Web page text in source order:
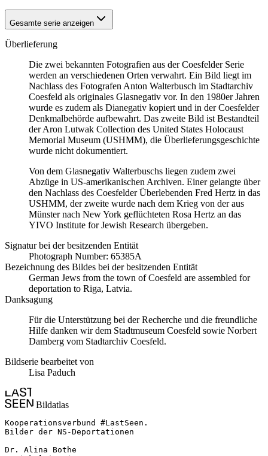
Gesamte serie anzeigen
Überlieferung
Die zwei bekannten Fotografien aus der Coesfelder Serie
werden an verschiedenen Orten verwahrt. Ein Bild liegt im
Nachlass des Fotografen Anton Walterbusch im Stadtarchiv
Coesfeld als originales Glasnegativ vor. In den 1980er Jahren
wurde es zudem als Dianegativ kopiert und in der Coesfelder
Denkmalbehörde aufbewahrt. Das zweite Bild ist Bestandteil
der Aron Lutwak Collection des United States Holocaust
Memorial Museum (USHMM), die Überlieferungsgeschichte
wurde nicht dokumentiert.
Von dem Glasnegativ Walterbuschs liegen zudem zwei
Abzüge in US-amerikanischen Archiven. Einer gelangte über
den Nachlass des Coesfelder Überlebenden Fred Hertz in das
USHMM, der zweite wurde nach dem Krieg von der aus
Münster nach New York geflüchteten Rosa Hertz an das
YIVO Institute for Jewish Research übergeben.
Signatur bei der besitzenden Entität
Photograph Number: 65385A
Bezeichnung des Bildes bei der besitzenden Entität
German Jews from the town of Coesfeld are assembled for
deportation to Riga, Latvia.
Danksagung
Für die Unterstützung bei der Recherche und die freundliche
Hilfe danken wir dem Stadtmuseum Coesfeld sowie Norbert
Damberg vom Stadtarchiv Coesfeld.
Bildserie bearbeitet von
Lisa Paduch
Bildatlas
Kooperationsverbund #LastSeen.
Bilder der NS-Deportationen
Dr. Alina Bothe